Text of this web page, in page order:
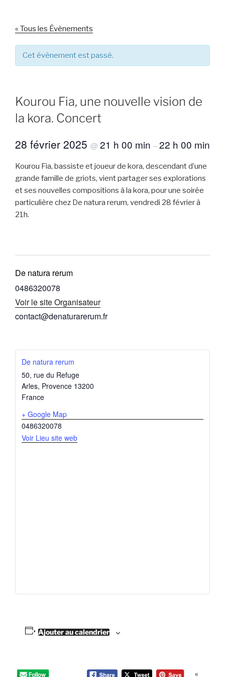
« Tous les Évènements
Cet évènement est passé.
Kourou Fia, une nouvelle vision de
la kora. Concert
28 février 2025 @ 21 h 00 min –22 h 00 min
Kourou Fia, bassiste et joueur de kora, descendant d’une
grande famille de griots, vient partager ses explorations
et ses nouvelles compositions à la kora, pour une soirée
particulière chez De natura rerum, vendredi 28 février à
21h.
De natura rerum
0486320078
Voir le site Organisateur
contact@denaturarerum.fr
De natura rerum
50, rue du Refuge
Arles, Provence 13200
France
+ Google Map
0486320078
Voir Lieu site web
Ajouter au calendrier
«